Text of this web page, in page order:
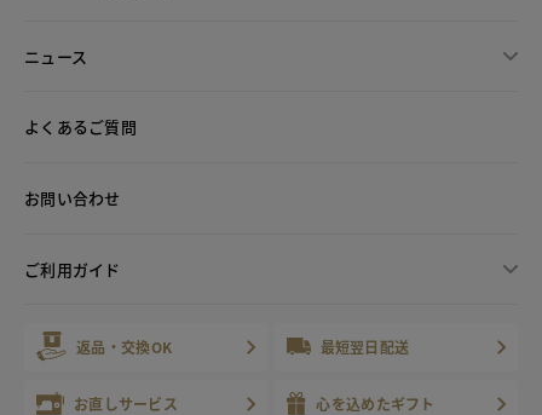
ニュース
よくあるご質問
お問い合わせ
ご利用ガイド
返品・交換OK 最短翌日配送
お直しサービス 心を込めたギフト